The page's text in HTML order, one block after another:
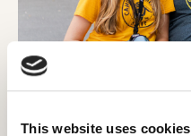
This website uses cookies